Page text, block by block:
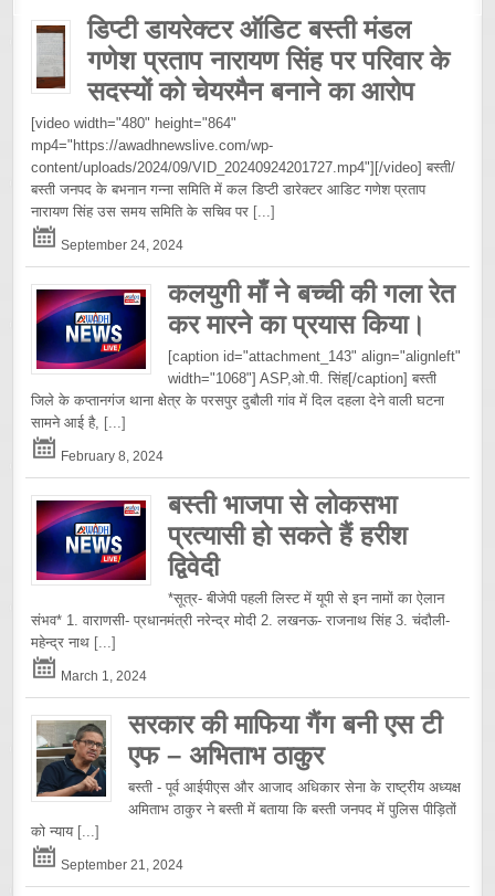
डिप्टी डायरेक्टर ऑडिट बस्ती मंडल
गणेश प्रताप नारायण सिंह पर परिवार के
सदस्यों को चेयरमैन बनाने का आरोप
[video width="480" height="864"
mp4="https://awadhnewslive.com/wp-
content/uploads/2024/09/VID_20240924201727.mp4"][/video] बस्ती/
बस्ती जनपद के बभनान गन्ना समिति में कल डिप्टी डारेक्टर आडिट गणेश प्रताप
नारायण सिंह उस समय समिति के सचिव पर [...]
September 24, 2024
कलयुगी माँ ने बच्ची की गला रेत
कर मारने का प्रयास किया।
[caption id="attachment_143" align="alignleft"
width="1068"] ASP,ओ.पी. सिंह[/caption] बस्ती
जिले के कप्तानगंज थाना क्षेत्र के परसपुर दुबौली गांव में दिल दहला देने वाली घटना
सामने आई है, [...]
February 8, 2024
बस्ती भाजपा से लोकसभा
प्रत्यासी हो सकते हैं हरीश
द्विवेदी
*सूत्र- बीजेपी पहली लिस्ट में यूपी से इन नामों का ऐलान
संभव* 1. वाराणसी- प्रधानमंत्री नरेन्द्र मोदी 2. लखनऊ- राजनाथ सिंह 3. चंदौली-
महेन्द्र नाथ [...]
March 1, 2024
सरकार की माफिया गैंग बनी एस टी
एफ – अभिताभ ठाकुर
बस्ती - पूर्व आईपीएस और आजाद अधिकार सेना के राष्ट्रीय अध्यक्ष
अमिताभ ठाकुर ने बस्ती में बताया कि बस्ती जनपद में पुलिस पीड़ितों
को न्याय [...]
September 21, 2024